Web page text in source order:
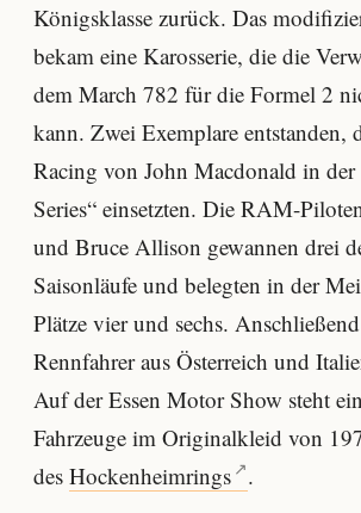
Königsklasse zurück. Das
bekam eine Karosserie, die die
dem March 782 für die Formel 2
kann. Zwei Exemplare entstanden,
Racing von John Macdonald in der
Series“ einsetzten. Die RAM-
und Bruce Allison gewannen drei
Saisonläufe und belegten in der
Plätze vier und sechs.
Rennfahrer aus Österreich und
Auf der Essen Motor Show steht
Fahrzeuge im Originalkleid von
des Hockenheimrings .